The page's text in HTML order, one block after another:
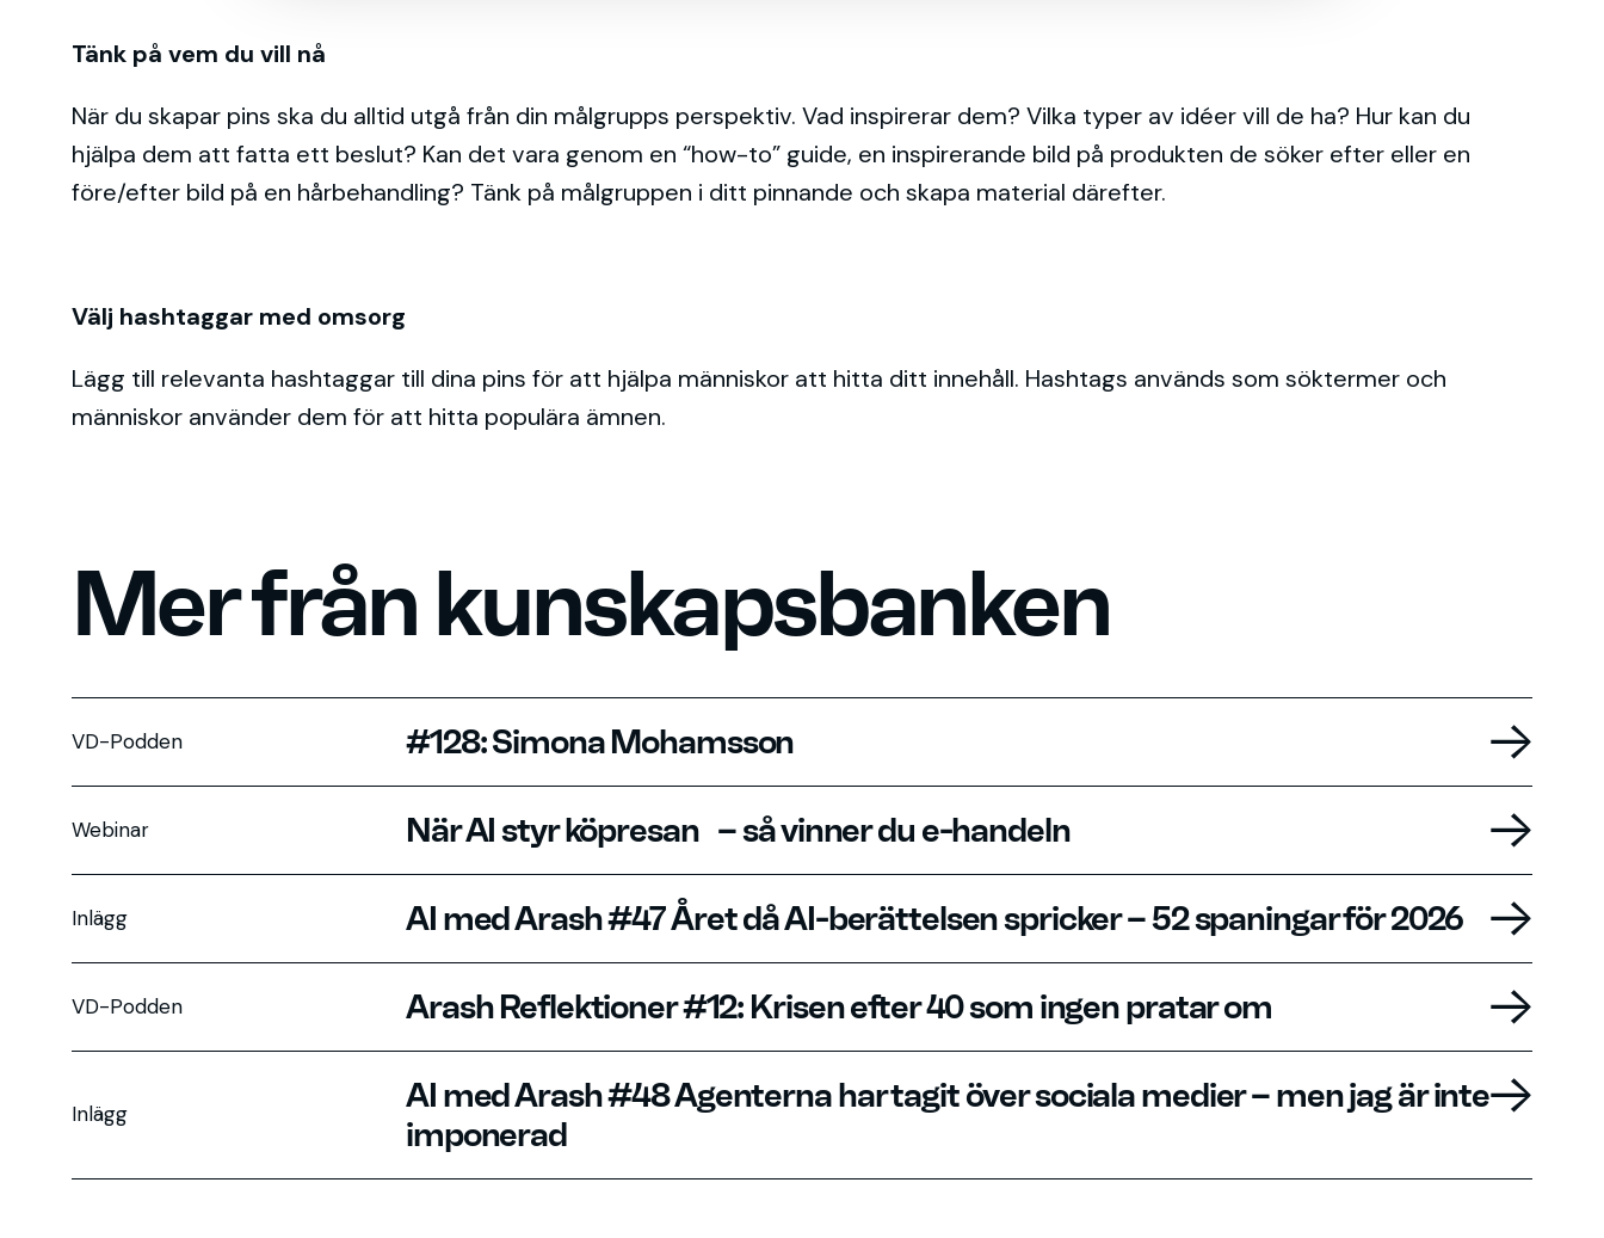
Tänk på vem du vill nå
När du skapar pins ska du alltid utgå från din målgrupps perspektiv. Vad inspirerar dem? Vilka typer av idéer vill de ha? Hur kan du
hjälpa dem att fatta ett beslut? Kan det vara genom en “how-to” guide, en inspirerande bild på produkten de söker efter eller en
före/efter bild på en hårbehandling? Tänk på målgruppen i ditt pinnande och skapa material därefter.
Välj hashtaggar med omsorg
Lägg till relevanta hashtaggar till dina pins för att hjälpa människor att hitta ditt innehåll. Hashtags används som söktermer och
människor använder dem för att hitta populära ämnen.
Mer från kunskapsbanken
VD-Podden #128: Simona Mohamsson
Webinar När AI styr köpresan – så vinner du e-handeln
Inlägg AI med Arash #47 Året då AI-berättelsen spricker – 52 spaningar för 2026
VD-Podden Arash Reflektioner #12: Krisen efter 40 som ingen pratar om
Inlägg
AI med Arash #48 Agenterna har tagit över sociala medier – men jag är inte
imponerad